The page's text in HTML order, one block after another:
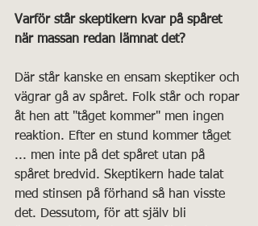
Varför står skeptikern kvar på spåret
när massan redan lämnat det?
Där står kanske en ensam skeptiker och
vägrar gå av spåret. Folk står och ropar
åt hen att "tåget kommer" men ingen
reaktion. Efter en stund kommer tåget
... men inte på det spåret utan på
spåret bredvid. Skeptikern hade talat
med stinsen på förhand så han visste
det. Dessutom, för att själv bli